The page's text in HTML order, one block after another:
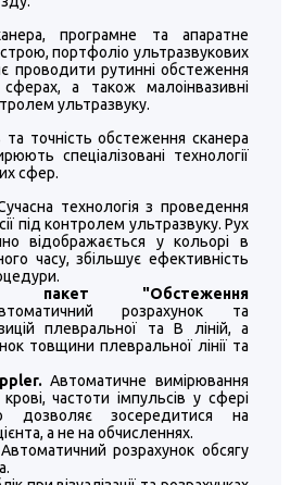
програмне та апаратне
портфоліо ультразвукових
проводити рутинні обстеження
сферах, а також малоінвазивні
ультразвуку.
та точність обстеження сканера
спеціалізовані технології
сфер.
технологія з проведення
під контролем ультразвуку. Рух
відображається у кольорі в
часу, збільшує ефективність
пакет "Обстеження
розрахунок та
плевральної та В ліній, а
товщини плевральної лінії та
Автоматичне вимірювання
частоти імпульсів у сфері
дозволяє зосередитися на
а не на обчисленнях.
Автоматичний розрахунок обсягу